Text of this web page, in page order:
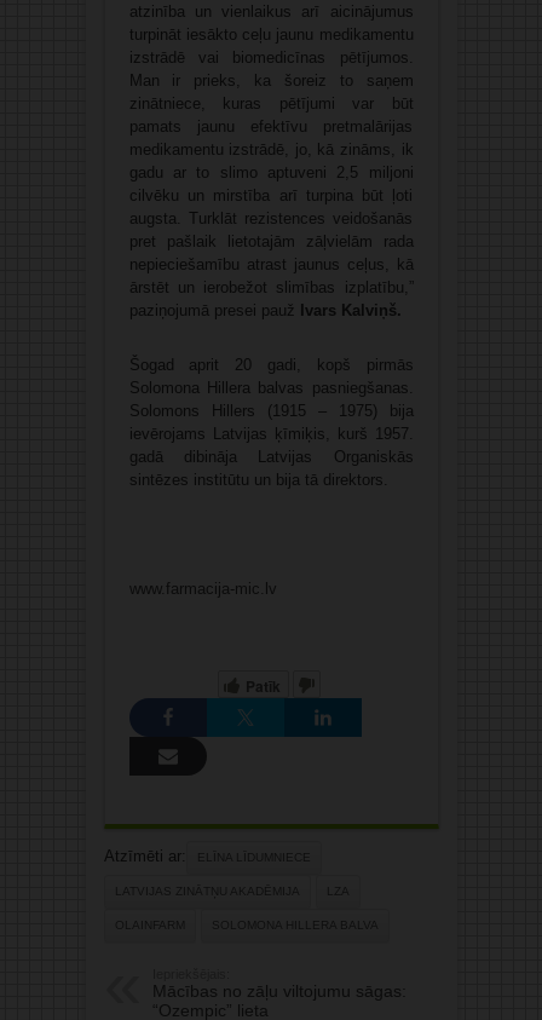
atzinība un vienlaikus arī aicinājumus
turpināt iesākto ceļu jaunu medikamentu
izstrādē vai biomedicīnas pētījumos.
Man ir prieks, ka šoreiz to saņem
zinātniece, kuras pētījumi var būt
pamats jaunu efektīvu pretmalārijas
medikamentu izstrādē, jo, kā zināms, ik
gadu ar to slimo aptuveni 2,5 miljoni
cilvēku un mirstība arī turpina būt ļoti
augsta. Turklāt rezistences veidošanās
pret pašlaik lietotajām zāļvielām rada
nepieciešamību atrast jaunus ceļus, kā
ārstēt un ierobežot slimības izplatību,”
paziņojumā presei pauž
Ivars Kalviņš.
Šogad aprit 20 gadi, kopš pirmās
Solomona Hillera balvas pasniegšanas.
Solomons Hillers (1915 – 1975) bija
ievērojams Latvijas ķīmiķis, kurš 1957.
gadā dibināja Latvijas Organiskās
sintēzes institūtu un bija tā direktors.
www.farmacija-mic.lv
Patīk
Atzīmēti ar: ELĪNA LĪDUMNIECE
LATVIJAS ZINĀTŅU AKADĒMIJA LZA
OLAINFARM SOLOMONA HILLERA BALVA
Mācības no zāļu viltojumu sāgas:
“Ozempic” lieta